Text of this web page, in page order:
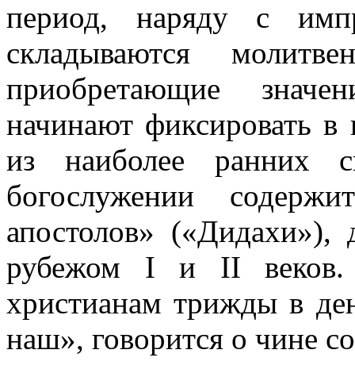
период, наряду с
складываются
приобретающие
начинают фиксировать
из наиболее ранних
богослужении
апостолов» («Дидахи»),
рубежом I и II веков.
христианам трижды в
наш», говорится о чине